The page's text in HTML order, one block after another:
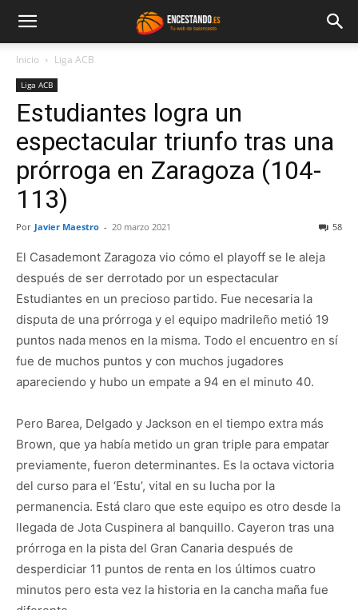
Inicio Liga ACB
Liga ACB
Estudiantes logra un
espectacular triunfo tras una
prórroga en Zaragoza (104-
113)
Por Javier Maestro - 20 marzo 2021 58
El Casademont Zaragoza vio cómo el playoff se le aleja
después de ser derrotado por un espectacular
Estudiantes en un precioso partido. Fue necesaria la
disputa de una prórroga y el equipo madrileño metió 19
puntos nada menos en la misma. Todo el encuentro en sí
fue de muchos puntos y con muchos jugadores
apareciendo y hubo un empate a 94 en el minuto 40.
Pero Barea, Delgado y Jackson en el tiempo extra más
Brown, que ya había metido un gran triple para empatar
previamente, fueron determinantes. Es la octava victoria
del curso para el ‘Estu’, vital en su lucha por la
permanencia. Está claro que este equipo es otro desde la
llegada de Jota Cuspinera al banquillo. Cayeron tras una
prórroga en la pista del Gran Canaria después de
desperdiciar 11 puntos de renta en los últimos cuatro
minutos pero esta vez la historia en la cancha maña fue